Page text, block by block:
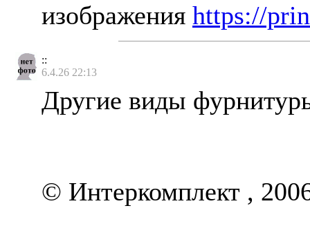
изображения https://
::
6.4.26 22:13
Другие виды
© Интеркомплект ,